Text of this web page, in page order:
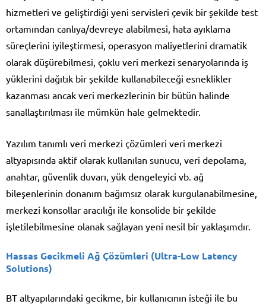
hizmetleri ve geliştirdiği yeni servisleri çevik bir şekilde test
ortamından canlıya/devreye alabilmesi, hata ayıklama
süreçlerini iyileştirmesi, operasyon maliyetlerini dramatik
olarak düşürebilmesi, çoklu veri merkezi senaryolarında iş
yüklerini dağıtık bir şekilde kullanabileceği esneklikler
kazanması ancak veri merkezlerinin bir bütün halinde
sanallaştırılması ile mümkün hale gelmektedir.
Yazılım tanımlı veri merkezi çözümleri veri merkezi
altyapısında aktif olarak kullanılan sunucu, veri depolama,
anahtar, güvenlik duvarı, yük dengeleyici vb. ağ
bileşenlerinin donanım bağımsız olarak kurgulanabilmesine,
merkezi konsollar aracılığı ile konsolide bir şekilde
işletilebilmesine olanak sağlayan yeni nesil bir yaklaşımdır.
Hassas Gecikmeli Ağ Çözümleri (Ultra-Low Latency
Solutions)
BT altyapılarındaki gecikme, bir kullanıcının isteği ile bu